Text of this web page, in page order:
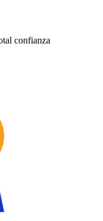
confianza